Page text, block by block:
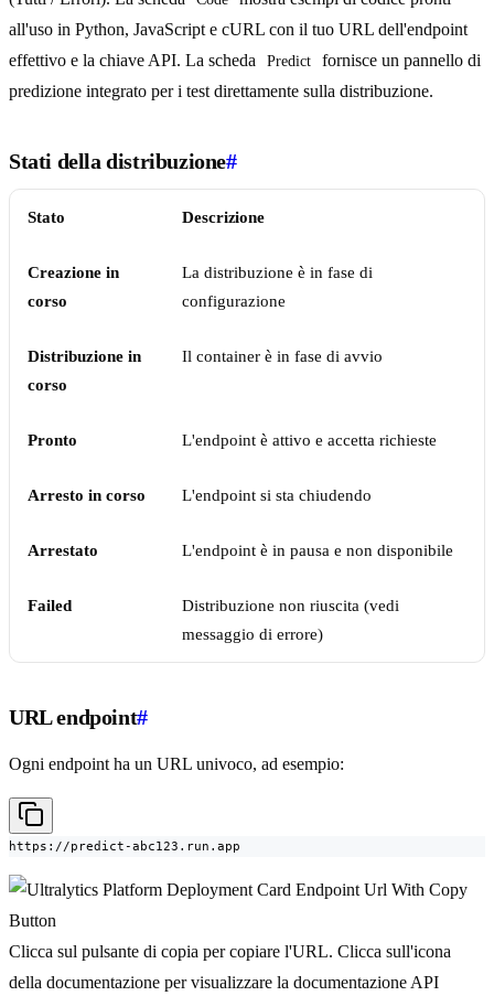
all'uso in Python, JavaScript e cURL con il tuo URL dell'endpoint
effettivo e la chiave API. La scheda
Predict
fornisce un pannello di
predizione integrato per i test direttamente sulla distribuzione.
Stati della distribuzione#
Stato Descrizione
Creazione in
corso
La distribuzione è in fase di
configurazione
Distribuzione in
corso
Il container è in fase di avvio
Pronto L'endpoint è attivo e accetta richieste
Arresto in corso L'endpoint si sta chiudendo
Arrestato L'endpoint è in pausa e non disponibile
Failed
Distribuzione non riuscita (vedi
messaggio di errore)
URL endpoint#
Ogni endpoint ha un URL univoco, ad esempio:
https://predict-abc123.run.app
Clicca sul pulsante di copia per copiare l'URL. Clicca sull'icona
della documentazione per visualizzare la documentazione API